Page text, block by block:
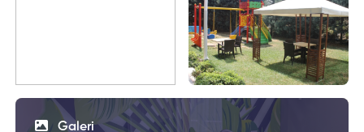
Galeri